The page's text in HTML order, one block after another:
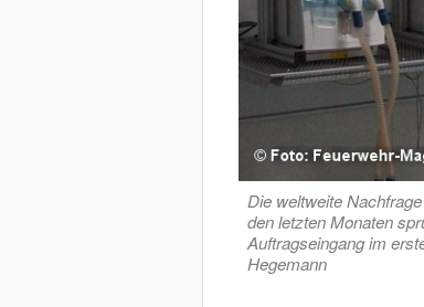
Die weltweite
den letzten Monaten
Auftragseingang im
Hegemann